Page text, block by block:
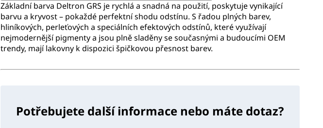
Základní barva Deltron GRS je rychlá a snadná na použití, poskytuje vynikající
barvu a kryvost – pokaždé perfektní shodu odstínu. S řadou plných barev,
hliníkových, perleťových a speciálních efektových odstínů, které využívají
nejmodernější pigmenty a jsou plně sladěny se současnými a budoucími OEM
trendy, mají lakovny k dispozici špičkovou přesnost barev.
Potřebujete další informace nebo máte dotaz?